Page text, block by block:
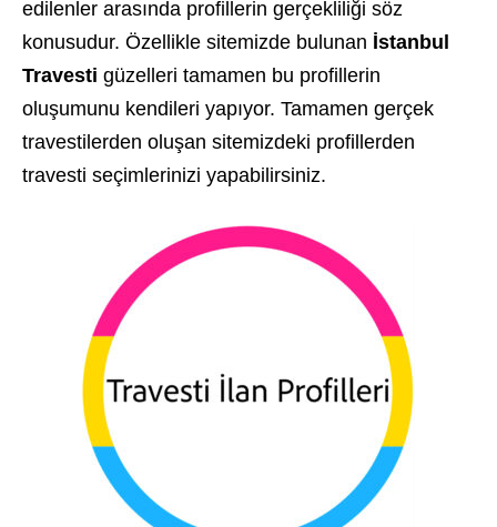
edilenler arasında profillerin gerçekliliği söz
konusudur. Özellikle sitemizde bulunan İstanbul
Travesti güzelleri tamamen bu profillerin
oluşumunu kendileri yapıyor. Tamamen gerçek
travestilerden oluşan sitemizdeki profillerden
travesti seçimlerinizi yapabilirsiniz.